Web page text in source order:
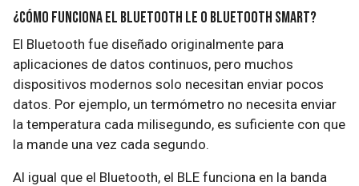
¿Cómo funciona el Bluetooth LE o Bluetooth Smart?
El Bluetooth fue diseñado originalmente para
aplicaciones de datos continuos, pero muchos
dispositivos modernos solo necesitan enviar pocos
datos. Por ejemplo, un termómetro no necesita enviar
la temperatura cada milisegundo, es suficiente con que
la mande una vez cada segundo.
Al igual que el Bluetooth, el BLE funciona en la banda